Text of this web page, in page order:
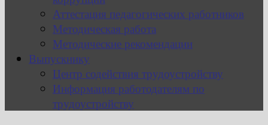
Аттестация педагогических работников
Методическая работа
Методические рекомендации
Выпускнику
Центр содействия трудоустройству
Информация работодателям по
трудоустройству